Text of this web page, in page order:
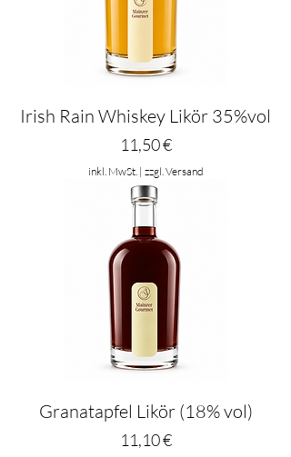
Irish Rain Whiskey Likör 35%vol
Preis
11,50 €
inkl. MwSt.| zzgl. Versand
Granatapfel Likör (18% vol)
Preis
11,10 €